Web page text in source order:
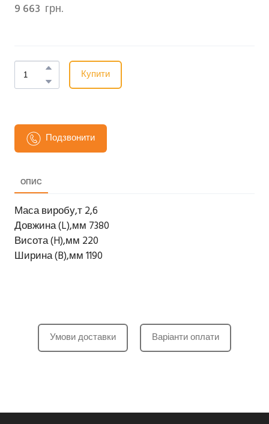
9 663  грн.
Купити
Подзвонити
ОПИС
Маса виробу,т 2,6
Довжина (L),мм 7380
Висота (H),мм 220
Ширина (B),мм 1190
Умови доставки Варіанти оплати